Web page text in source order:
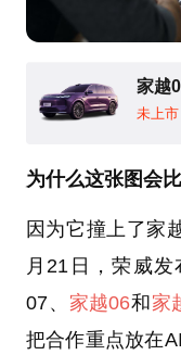
家越
未上市
为什么这张图会
因为它撞上了
月21日，荣威
07、 家越06和家
把合作重点放在